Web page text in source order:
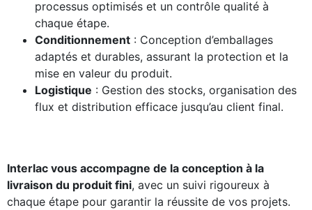
processus optimisés et un contrôle qualité à
chaque étape.
Conditionnement : Conception d’emballages
adaptés et durables, assurant la protection et la
mise en valeur du produit.
Logistique : Gestion des stocks, organisation des
flux et distribution efficace jusqu’au client final.
Interlac vous accompagne de la conception à la
livraison du produit fini, avec un suivi rigoureux à
chaque étape pour garantir la réussite de vos projets.